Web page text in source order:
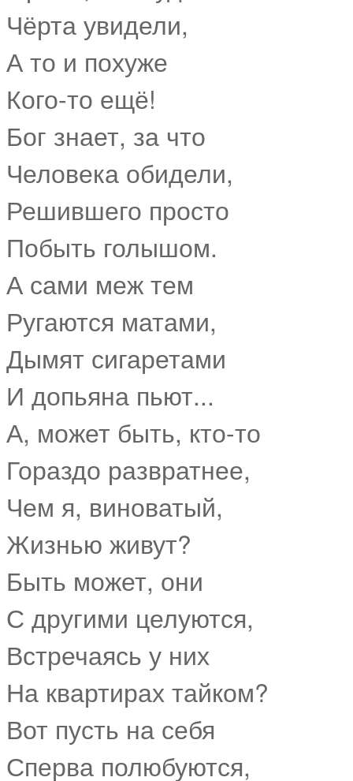
Чёрта увидели,
А то и похуже
Кого-то ещё!
Бог знает, за что
Человека обидели,
Решившего просто
Побыть голышом.
А сами меж тем
Ругаются матами,
Дымят сигаретами
И допьяна пьют...
А, может быть, кто-то
Гораздо развратнее,
Чем я, виноватый,
Жизнью живут?
Быть может, они
С другими целуются,
Встречаясь у них
На квартирах тайком?
Вот пусть на себя
Сперва полюбуются,